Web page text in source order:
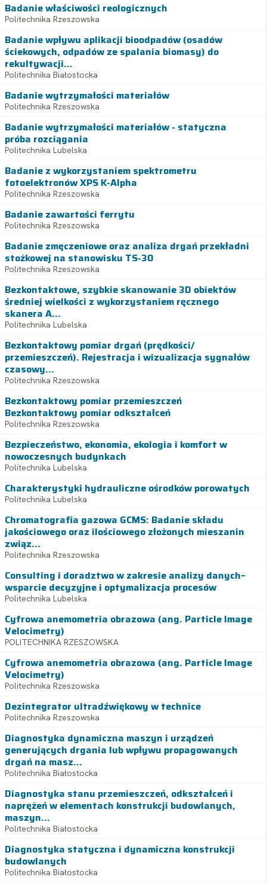
Badanie właściwości reologicznych
Politechnika Rzeszowska
Badanie wpływu aplikacji bioodpadów (osadów
ściekowych, odpadów ze spalania biomasy) do
rekultywacji...
Politechnika Białostocka
Badanie wytrzymałości materiałów
Politechnika Rzeszowska
Badanie wytrzymałości materiałów - statyczna
próba rozciągania
Politechnika Lubelska
Badanie z wykorzystaniem spektrometru
fotoelektronów XPS K-Alpha
Politechnika Rzeszowska
Badanie zawartości ferrytu
Politechnika Rzeszowska
Badanie zmęczeniowe oraz analiza drgań przekładni
stożkowej na stanowisku TS-30
Politechnika Rzeszowska
Bezkontaktowe, szybkie skanowanie 3D obiektów
średniej wielkości z wykorzystaniem ręcznego
skanera A...
Politechnika Lubelska
Bezkontaktowy pomiar drgań (prędkości/
przemieszczeń). Rejestracja i wizualizacja sygnałów
czasowy...
Politechnika Rzeszowska
Bezkontaktowy pomiar przemieszczeń
Bezkontaktowy pomiar odkształceń
Politechnika Rzeszowska
Bezpieczeństwo, ekonomia, ekologia i komfort w
nowoczesnych budynkach
Politechnika Lubelska
Charakterystyki hydrauliczne ośrodków porowatych
Politechnika Lubelska
Chromatografia gazowa GCMS: Badanie składu
jakościowego oraz ilościowego złożonych mieszanin
związ...
Politechnika Rzeszowska
Consulting i doradztwo w zakresie analizy danych–
wsparcie decyzyjne i optymalizacja procesów
Politechnika Lubelska
Cyfrowa anemometria obrazowa (ang. Particle Image
Velocimetry)
POLITECHNIKA RZESZOWSKA
Cyfrowa anemometria obrazowa (ang. Particle Image
Velocimetry)
Politechnika Rzeszowska
Dezintegrator ultradźwiękowy w technice
Politechnika Rzeszowska
Diagnostyka dynamiczna maszyn i urządzeń
generujących drgania lub wpływu propagowanych
drgań na masz...
Politechnika Białostocka
Diagnostyka stanu przemieszczeń, odkształceń i
naprężeń w elementach konstrukcji budowlanych,
maszyn...
Politechnika Białostocka
Diagnostyka statyczna i dynamiczna konstrukcji
budowlanych
Politechnika Białostocka